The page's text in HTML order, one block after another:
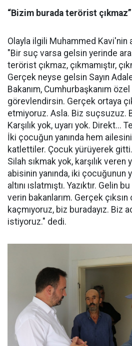
“Bizim burada terörist çıkmaz”
Olayla ilgili Muhammed Kavi'nin
"Bir suç varsa gelsin yerinde
terörist çıkmaz, çıkmamıştır,
Gerçek neyse gelsin Sayın
Bakanım, Cumhurbaşkanım
görevlendirsin. Gerçek ortaya
etmiyoruz. Asla. Biz suçsuzuz.
Karşılık yok, uyarı yok. Direkt...
İki çocuğun yanında hem
katlettiler. Çocuk yürüyerek
Silah sıkmak yok, karşılık veren
abisinin yanında, iki çocuğunun
altını ıslatmıştı. Yazıktır. Gelin
verin bakanlarım. Gerçek çıksın
kaçmıyoruz, biz buradayız. Biz
istiyoruz." dedi.